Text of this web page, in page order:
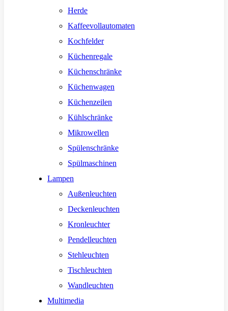
Herde
Kaffeevollautomaten
Kochfelder
Küchenregale
Küchenschränke
Küchenwagen
Küchenzeilen
Kühlschränke
Mikrowellen
Spülenschränke
Spülmaschinen
Lampen
Außenleuchten
Deckenleuchten
Kronleuchter
Pendelleuchten
Stehleuchten
Tischleuchten
Wandleuchten
Multimedia